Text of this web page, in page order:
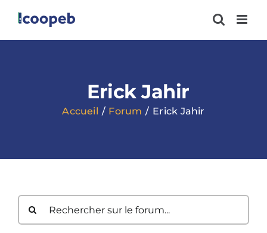
contenu
Erick Jahir
Accueil Forum Erick Jahir